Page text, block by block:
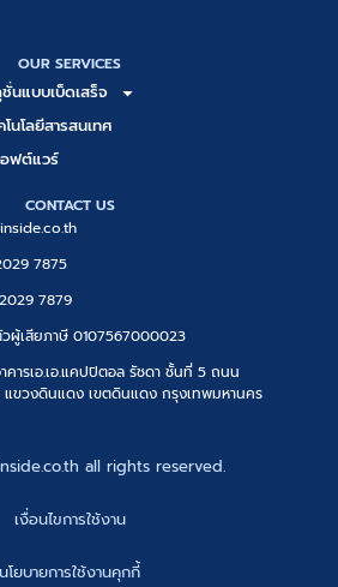
OUR SERVICES
นแบบเบ็ดเสร็จ
นโลยีสารสนเทศ
ฟต์แวร์
CONTACT US
7875
7879
วผู้เสียภาษี 0107567000023
คารเอ.เอ.แคปปิตอล รัชดา ชั้นที่ 5 ถนน
แขวงดินแดง เขตดินแดง กรุงเทพมหานคร
all rights reserved.
เงื่อนไขการใช้งาน
นโยบายการใช้งานคุกกี้